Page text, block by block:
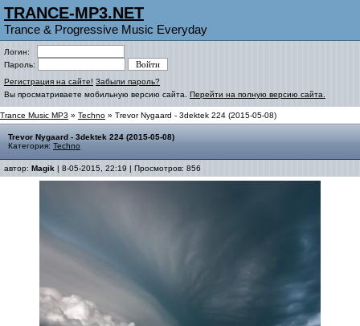
TRANCE-MP3.NET
Trance & Progressive Music Everyday
Логин:
Пароль:
Регистрация на сайте! Забыли пароль?
Вы просматриваете мобильную версию сайта. Перейти на полную версию сайта.
Trance Music MP3 » Techno » Trevor Nygaard - 3dektek 224 (2015-05-08)
Trevor Nygaard - 3dektek 224 (2015-05-08)
Категория: Techno
автор: Magik | 8-05-2015, 22:19 | Просмотров: 856